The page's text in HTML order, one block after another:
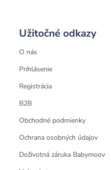
Užitočné odkazy
O nás
Prihlásenie
Registrácia
B2B
Obchodné podmienky
Ochrana osobných údajov
Doživotná záruka Babymoov